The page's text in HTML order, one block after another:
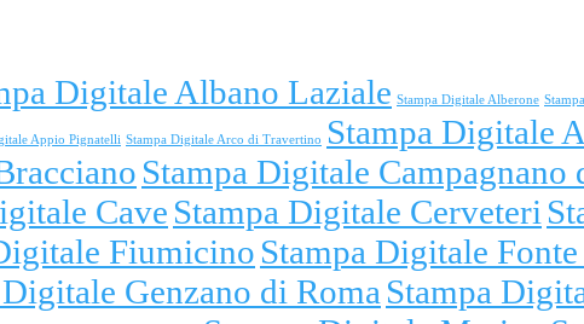
Digitale Albano Laziale Stampa Digitale Alberone
Appio Pignatelli Stampa Digitale Arco di Travertino Stampa Digitale
Stampa Digitale Campagnano
Cave Stampa Digitale Cerveteri
Fiumicino Stampa Digitale
Genzano di Roma Stampa